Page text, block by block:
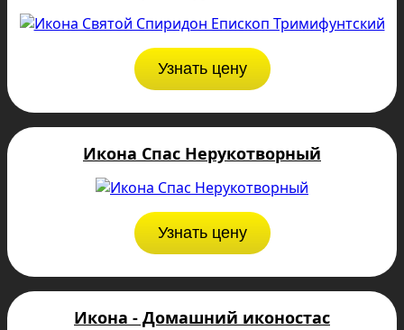
Узнать цену
Икона Спас Нерукотворный
Узнать цену
Икона - Домашний иконостас